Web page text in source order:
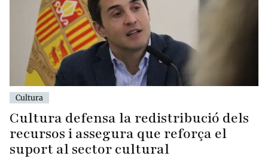
Cultura
Cultura defensa la redistribució dels
recursos i assegura que reforça el
suport al sector cultural